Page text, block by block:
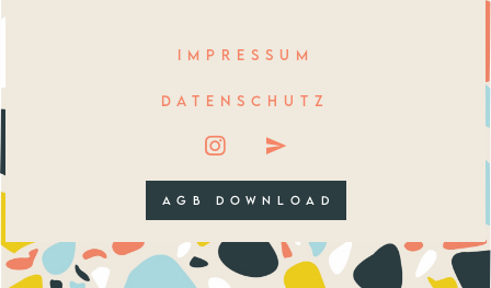
IMPRESSUM
DATENSCHUTZ
AGB DOWNLOAD